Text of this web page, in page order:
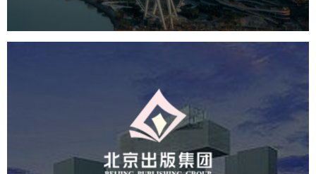
北京出版集团
文化艺术 集团官网 品牌官网
集团网站建设